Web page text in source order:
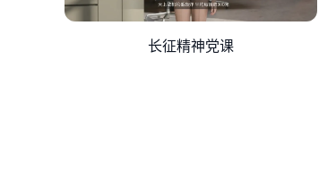
长征精神党课